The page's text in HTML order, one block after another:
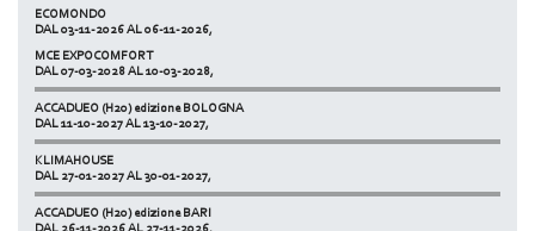
ECOMONDO
DAL 03-11-2026 AL 06-11-2026,
NETZERO MILAN - EXPO SUMMIT
DAL 20-10-2026 AL 22-10-2026,
MCE EXPOCOMFORT
DAL 07-03-2028 AL 10-03-2028,
ACCADUEO (H20) edizione BOLOGNA
DAL 11-10-2027 AL 13-10-2027,
KLIMAHOUSE
DAL 27-01-2027 AL 30-01-2027,
ACCADUEO (H20) edizione BARI
DAL 26-11-2026 AL 27-11-2026,